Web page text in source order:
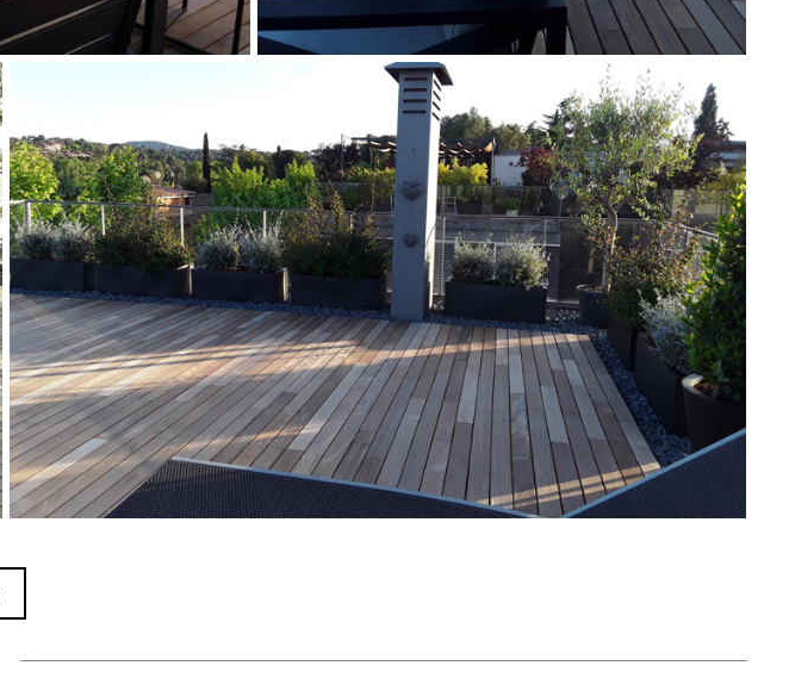
JARDINERO EN BELLATERRA